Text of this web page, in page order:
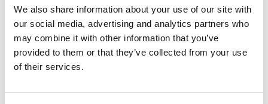
We also share information about your use of our site with
our social media, advertising and analytics partners who
may combine it with other information that you’ve
provided to them or that they’ve collected from your use
of their services.
producida a un costo significativamente
menor debido a su menor espesor y a su
capa más delgada.
Material: película de poliéster
transparente para tintas de colorantes y
revestimiento antiestático.